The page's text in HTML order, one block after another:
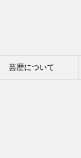
芸歴について